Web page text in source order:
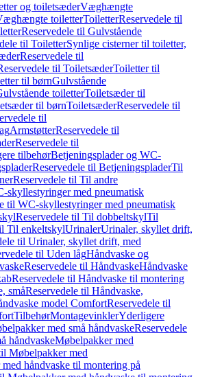
og toiletsæderVæghængte
toiletterToiletterReservedele til
Reservedele til Gulvstående
til ToiletterSynlige cisterner til toiletter,
Reservedele til
til ToiletsæderToiletter til
til børnGulvstående
toiletterToiletsæder til
til børnToiletsæderReservedele til
til
ArmstøtterReservedele til
Reservedele til
tilbehørBetjeningsplader og WC-
Reservedele til BetjeningspladerTil
Reservedele til Til andre
skyllestyringer med pneumatisk
til WC-skyllestyringer med pneumatisk
Reservedele til Til dobbeltskylTil
Til enkeltskylUrinalerUrinaler, skyllet drift,
til Urinaler, skyllet drift, med
til Uden lågHåndvaske og
Reservedele til HåndvaskeHåndvaske
Reservedele til Håndvaske til montering
småReservedele til Håndvaske,
model ComfortReservedele til
TilbehørMontagevinklerYderligere
med små håndvaskeReservedele
håndvaskeMøbelpakker med
Møbelpakker med
håndvaske til montering på